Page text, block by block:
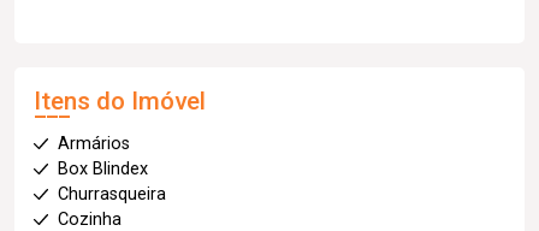
Itens do Imóvel
Armários
Box Blindex
Churrasqueira
Cozinha